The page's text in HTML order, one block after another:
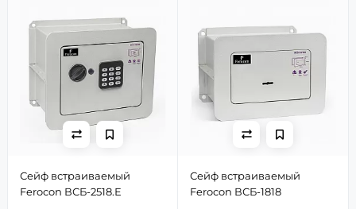
Сейф встраиваемый
Ferocon ВСБ-2518.Е
Сейф встраиваемый
Ferocon ВСБ-1818